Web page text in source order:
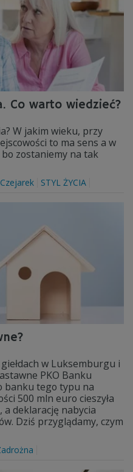
Co warto wiedzieć?
W jakim wieku, przy
to ma sens a w
zostaniemy na tak
STYL ŻYCIA
w Luksemburgu i
PKO Banku
banku tego typu na
500 mln euro cieszyła
a deklarację nabycia
Dziś przyglądamy, czym